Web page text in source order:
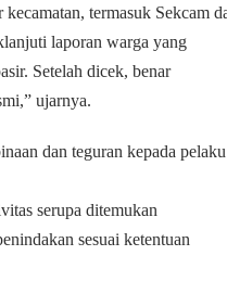
termasuk Sekcam
laporan warga yang
Setelah dicek, benar
ujarnya.
dan teguran kepada
serupa ditemukan
sesuai ketentuan